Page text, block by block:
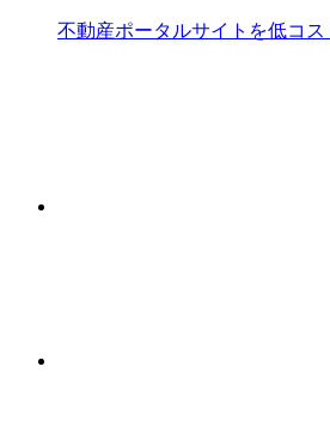
不動産ポータルサイトを低コス